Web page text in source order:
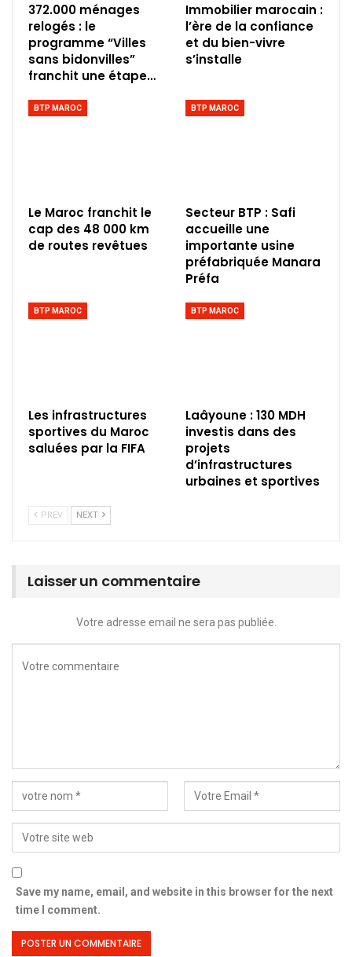
372.000 ménages
relogés : le
programme “Villes
sans bidonvilles”
franchit une étape…
Immobilier marocain :
l’ère de la confiance
et du bien-vivre
s’installe
BTP MAROC
Le Maroc franchit le
cap des 48 000 km
de routes revêtues
BTP MAROC
Secteur BTP : Safi
accueille une
importante usine
préfabriquée Manara
Préfa
BTP MAROC
Les infrastructures
sportives du Maroc
saluées par la FIFA
BTP MAROC
Laâyoune : 130 MDH
investis dans des
projets
d’infrastructures
urbaines et sportives
PREV NEXT
Laisser un commentaire
Votre adresse email ne sera pas publiée.
Save my name, email, and website in this browser for the next
time I comment.